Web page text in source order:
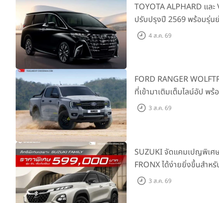
TOYOTA ALPHARD และ
ปรับปรุงปี 2569 พร้อมรุ่น
SMART ราคาเริ่มต้น
4 ส.ค. 69
FORD RANGER
ที่เข้ามาเติมเต็มไลน์อัป พ
ผจญภัยด้วยสมรรถนะพร้
3 ส.ค. 69
SUZUKI จัดแคมเปญพิเศษ
FRONX ได้ง่ายยิ่งขึ้นสำห
เริ่มต้น 5.99 แสนบาท จำ
3 ส.ค. 69